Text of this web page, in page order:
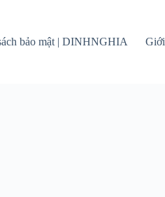
bảo mật | DINHNGHIA